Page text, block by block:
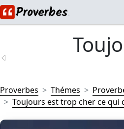
Proverbes Thémes
Toujours est trop cher ce qui